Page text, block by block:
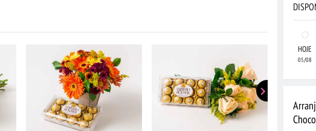
HOJE
05/08